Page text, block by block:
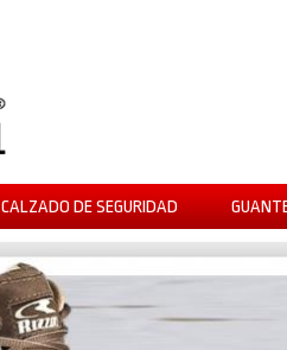
CALZADO DE SEGURIDAD